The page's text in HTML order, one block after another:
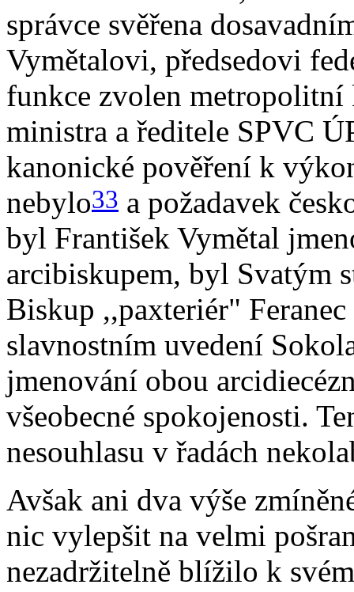
správce svěřena
Vymětalovi, předsedovi
funkce zvolen
ministra a ředitele SPVC
kanonické pověření k
nebylo33 a požadavek
byl František Vymětal
arcibiskupem, byl Svatým
Biskup ,,paxteriér"
slavnostním uvedení
jmenování obou
všeobecné spokojenosti.
nesouhlasu v řadách
Avšak ani dva výše
nic vylepšit na velmi
nezadržitelně blížilo k